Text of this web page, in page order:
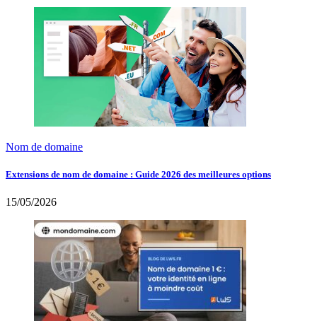
Nom de domaine
Extensions de nom de domaine : Guide 2026 des meilleures options
15/05/2026